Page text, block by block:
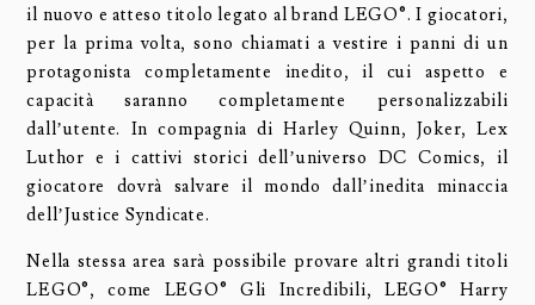
il nuovo e atteso titolo legato al brand LEGO®. I giocatori,
per la prima volta, sono chiamati a vestire i panni di un
protagonista completamente inedito, il cui aspetto e
capacità saranno completamente personalizzabili
dall’utente. In compagnia di Harley Quinn, Joker, Lex
Luthor e i cattivi storici dell’universo DC Comics, il
giocatore dovrà salvare il mondo dall’inedita minaccia
dell’Justice Syndicate.
Nella stessa area sarà possibile provare altri grandi titoli
LEGO®, come LEGO® Gli Incredibili, LEGO® Harry